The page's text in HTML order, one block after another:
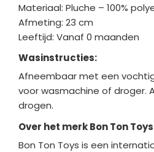
Materiaal: Pluche – 100%
Afmeting: 23 cm
Leeftijd: Vanaf 0 maanden
Wasinstructies:
Afneembaar met een
voor wasmachine of droger.
drogen.
Over het merk Bon Ton Toys
Bon Ton Toys is een